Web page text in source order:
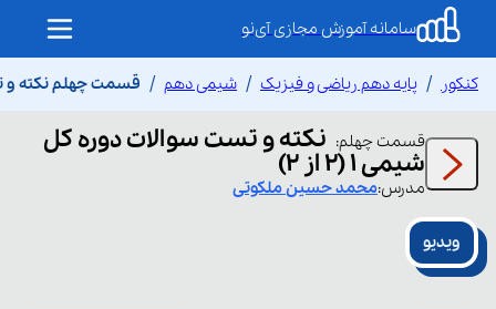
سامانه آموزش مجازی آی‌نو
کنکور پایه دهم ریاضی و فیزیک شیمی دهم قسمت چهلم نکته و
قسمت چهلم: نکته و تست سوالات دوره کل
شیمی 1 (2 از 2)
مدرس:محمد حسینملکوتی
ویدیو